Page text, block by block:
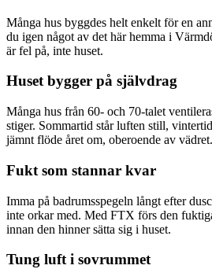
Många hus byggdes helt enkelt för en
du igen något av det här hemma i
är fel på, inte huset.
Huset bygger på självdrag
Många hus från 60- och 70-talet
stiger. Sommartid står luften still,
jämnt flöde året om, oberoende av vädret.
Fukt som stannar kvar
Imma på badrumsspegeln långt efter
inte orkar med. Med FTX förs den
innan den hinner sätta sig i huset.
Tung luft i sovrummet